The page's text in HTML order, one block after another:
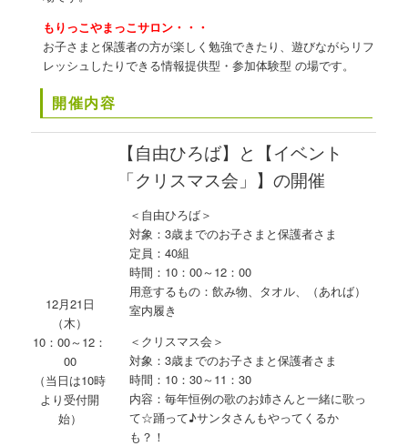
もりっこやまっこサロン・・・
お子さまと保護者の方が楽しく勉強できたり、遊びながらリフ
レッシュしたりできる情報提供型・参加体験型 の場です。
開催内容
12月21日
（木）
10：00～12：
00
（当日は10時
より受付開
始）
【自由ひろば】と【イベント
「クリスマス会 」】の開催
＜自由ひろば＞
対象：3歳までのお子さまと保護者さま
定員：40組
時間：10：00～12：00
用意するもの：飲み物、タオル、（あれば）
室内履き
＜クリスマス会＞
対象：3歳までのお子さまと保護者さま
時間：10：30～11：30
内容：毎年恒例の歌のお姉さんと一緒に歌っ
て☆踊って♪サンタさんもやってくるか
も？！